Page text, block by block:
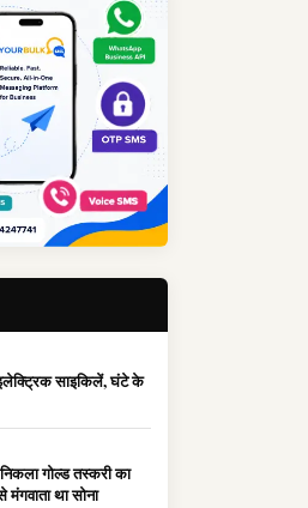
साइकिलें, घंटे के
निकला गोल्ड तस्करी का
मंगवाता था सोना